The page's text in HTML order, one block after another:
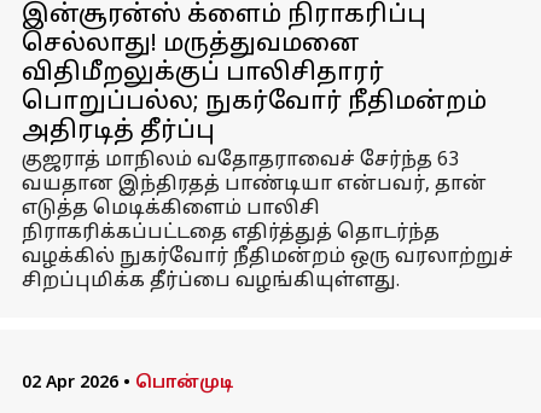
இன்சூரன்ஸ் க்ளைம் நிராகரிப்பு
செல்லாது! மருத்துவமனை
விதிமீறலுக்குப் பாலிசிதாரர்
பொறுப்பல்ல; நுகர்வோர் நீதிமன்றம்
அதிரடித் தீர்ப்பு
குஜராத் மாநிலம் வதோதராவைச் சேர்ந்த 63
வயதான இந்திரதத் பாண்டியா என்பவர், தான்
எடுத்த மெடிக்கிளைம் பாலிசி
நிராகரிக்கப்பட்டதை எதிர்த்துத் தொடர்ந்த
வழக்கில் நுகர்வோர் நீதிமன்றம் ஒரு வரலாற்றுச்
சிறப்புமிக்க தீர்ப்பை வழங்கியுள்ளது.
02 Apr 2026 • பொன்முடி